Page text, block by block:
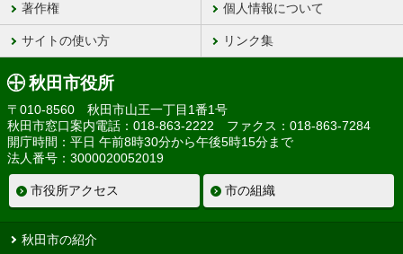
著作権 個人情報について
サイトの使い方 リンク集
秋田市役所
〒010-8560 秋田市山王一丁目1番1号
秋田市窓口案内電話：018-863-2222 ファクス：018-863-7284
開庁時間：平日 午前8時30分から午後5時15分まで
法人番号：3000020052019
市役所アクセス 市の組織
秋田市の紹介